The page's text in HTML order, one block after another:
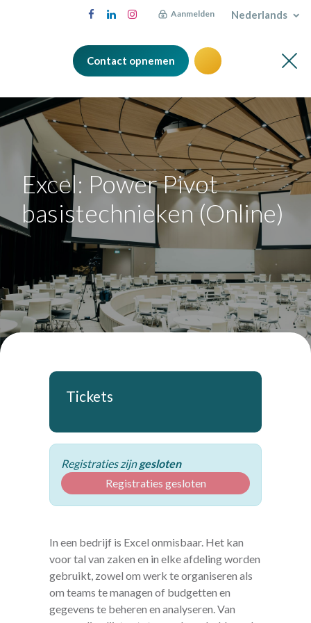
Aanmelden Nederlands
Contact opnemen
Excel: Power Pivot
basistechnieken (Online)
Tickets
Registraties zijngesloten
Registraties gesloten
In een bedrijf is Excel onmisbaar. Het kan
voor tal van zaken en in elke afdeling worden
gebruikt, zowel om werk te organiseren als
om teams te managen of budgetten en
gegevens te beheren en analyseren. Van